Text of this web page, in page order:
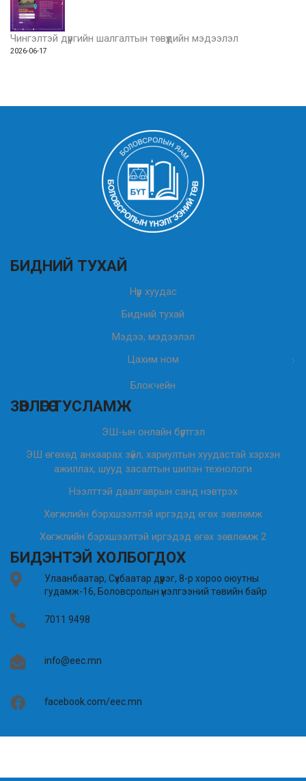
Чингэлтэй дүүргийн шалгалтын төвүүдийн мэдээлэл
2026-06-17
БИДНИЙ ТУХАЙ
Нүүр хуудас
Бидний тухай
Мэдээ, мэдээлэл
Цахим ном
Блокчейн
ЗӨВЛӨГӨӨ ТУСЛАМЖ
ЭШ-ын онлайн бүртгэл
ЭШ өгөхөд анхаарах зүйл, хариултын хуудастай хэрхэн
ажиллах, шууд засалтын шилэн технологи
Нээлттэй даалгаврын санд нэвтрэх
Хөгжлийн бэрхшээлтэй иргэдэд өгөх зөвлөмж
Хөгжлийн бэрхшээлтэй иргэдэд өгөх зөвлөмж 2
БИДЭНТЭЙ ХОЛБОГДОХ
Улаанбаатар, Сүхбаатар дүүрэг, 8-р хороо оюутны
гудамж-16, Боловсролын үнэлгээний төвийн байр
7011 9498
info@eec.mn
facebook.com/eec.mn